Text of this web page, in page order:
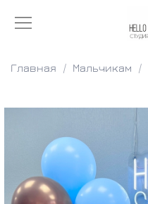
Главная Мальчикам